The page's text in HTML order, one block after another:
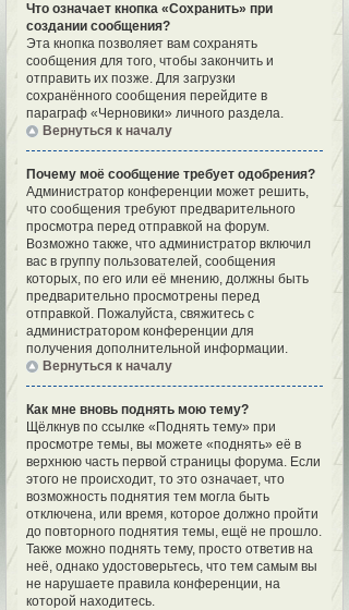
Что означает кнопка «Сохранить» при
создании сообщения?
Эта кнопка позволяет вам сохранять
сообщения для того, чтобы закончить и
отправить их позже. Для загрузки
сохранённого сообщения перейдите в
параграф «Черновики» личного раздела.
Вернуться к началу
Почему моё сообщение требует одобрения?
Администратор конференции может решить,
что сообщения требуют предварительного
просмотра перед отправкой на форум.
Возможно также, что администратор включил
вас в группу пользователей, сообщения
которых, по его или её мнению, должны быть
предварительно просмотрены перед
отправкой. Пожалуйста, свяжитесь с
администратором конференции для
получения дополнительной информации.
Вернуться к началу
Как мне вновь поднять мою тему?
Щёлкнув по ссылке «Поднять тему» при
просмотре темы, вы можете «поднять» её в
верхнюю часть первой страницы форума. Если
этого не происходит, то это означает, что
возможность поднятия тем могла быть
отключена, или время, которое должно пройти
до повторного поднятия темы, ещё не прошло.
Также можно поднять тему, просто ответив на
неё, однако удостоверьтесь, что тем самым вы
не нарушаете правила конференции, на
которой находитесь.